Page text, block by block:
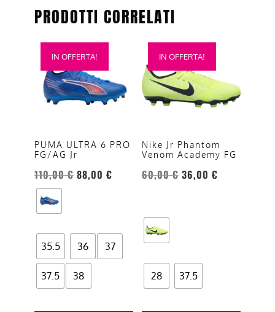
PRODOTTI CORRELATI
IN OFFERTA!
PUMA ULTRA 6 PRO
FG/AG Jr
110,00€ 88,00 €
35.5 36 37
37.5 38
Questo
prodotto
ha
più
varianti.
opzioni
possono
essere
scelte
nella
del
prodotto
IN OFFERTA!
Nike Jr Phantom
Venom Academy FG
60,00€ 36,00 €
28 37.5
Questo
prodotto
ha
più
varianti.
opzioni
possono
essere
pagina
del